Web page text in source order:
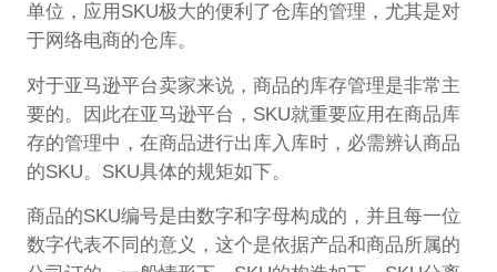
单位，应用SKU极大的便利了仓库的管理，尤其是对
于网络电商的仓库。
对于亚马逊平台卖家来说，商品的库存管理是非常主
要的。因此在亚马逊平台，SKU就重要应用在商品库
存的管理中，在商品进行出库入库时，必需辨认商品
的SKU。SKU具体的规矩如下。
商品的SKU编号是由数字和字母构成的，并且每一位
数字代表不同的意义，这个是依据产品和商品所属的